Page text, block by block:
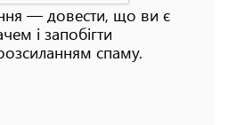
— довести, що ви є
і запобігти
спаму.